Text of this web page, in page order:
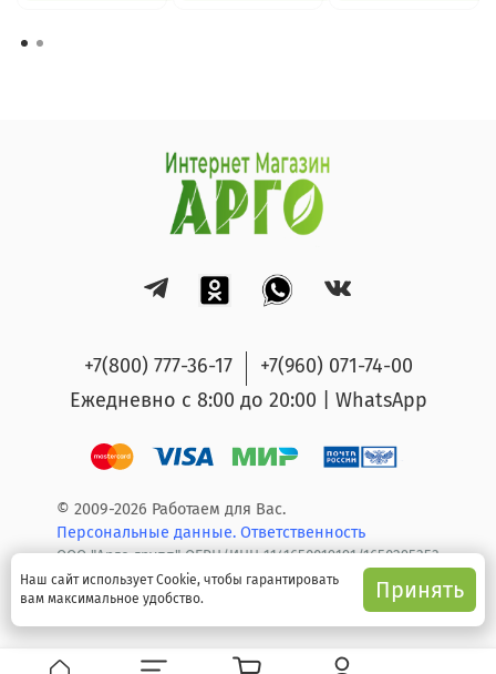
+7(800) 777-36-17
+7(960) 071-74-00
Ежедневно с 8:00 до 20:00 | WhatsApp
© 2009-2026 Работаем для Вас.
Персональные данные. Ответственность
ООО "Арго групп" ОГРН/ИНН 1141650019191/1650295353
Наш сайт использует Cookie, чтобы гарантировать
вам максимальное удобство.
Принять